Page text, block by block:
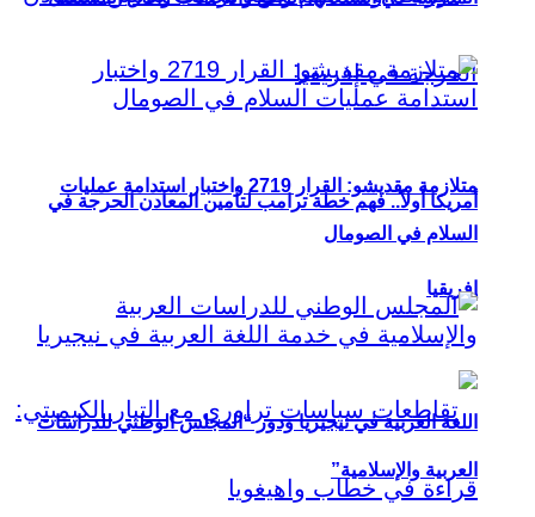
أمريكا أولاً.. فهم خطة ترامب لتأمين المعادن الحرجة في
إفريقيا
متلازمة مقديشو: القرار 2719 واختبار استدامة عمليات
السلام في الصومال
اللغة العربية في نيجيريا ودور “المجلس الوطني للدراسات
العربية والإسلامية”